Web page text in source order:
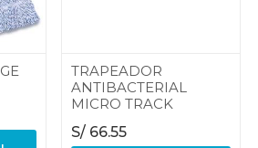
TRAPEADOR
ANTIBACTERIAL
MICRO TRACK
S/ 66.55